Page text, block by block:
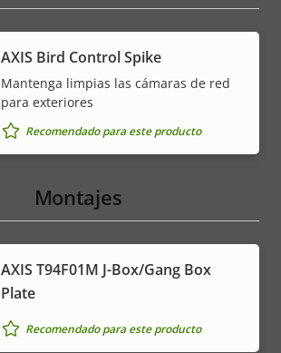
AXIS Bird Control Spike
Mantenga limpias las cámaras de red
para exteriores
Recomendado para este producto
Montajes
AXIS T94F01M J-Box/Gang Box
Plate
Recomendado para este producto